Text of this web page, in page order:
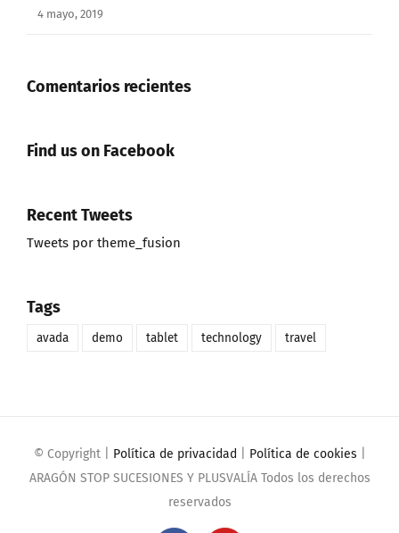
4 mayo, 2019
Comentarios recientes
Find us on Facebook
Recent Tweets
Tweets por theme_fusion
Tags
avada demo tablet technology travel
© Copyright Política de privacidad Política de cookies
ARAGÓN STOP SUCESIONES Y PLUSVALÍA Todos los derechos
reservados